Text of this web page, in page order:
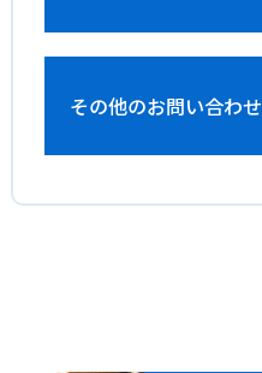
その他のお問い合わせ